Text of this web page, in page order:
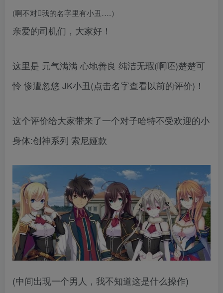
(啊不对𔅼我的名字里有小丑….）
亲爱的司机们，大家好！
这里是 元气满满 心地善良 纯洁无瑕(啊呸)楚楚可
怜 惨遭忽悠 JK小丑(点击名字查看以前的评价)！
这个评价给大家带来了一个对子哈特不受欢迎的小
身体:创神系列 索尼娅款
(中间出现一个男人，我不知道这是什么操作)